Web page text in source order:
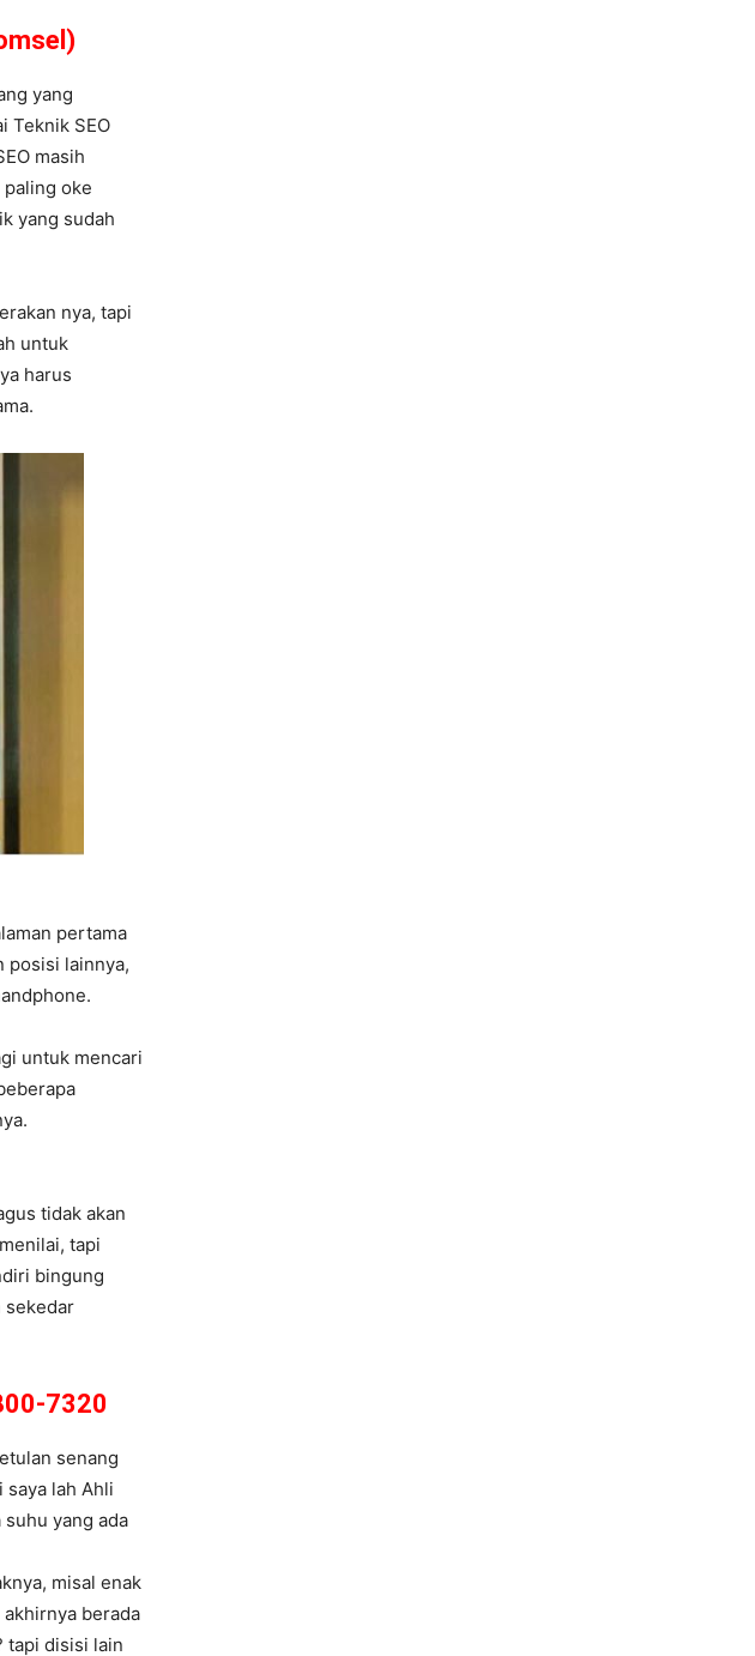
yang
Teknik SEO
masih
oke
yang sudah
nya, tapi
untuk
harus
pertama
posisi lainnya,
untuk mencari
tidak akan
tapi
bingung
sekedar
7320
senang
lah Ahli
yang ada
misal enak
berada
tapi disisi lain